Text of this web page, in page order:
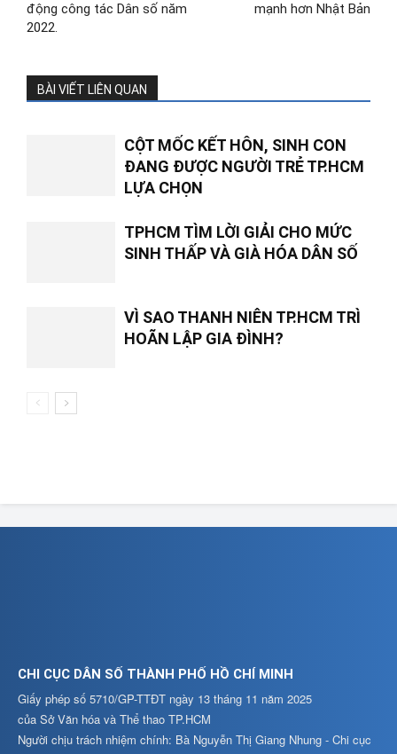
động công tác Dân số năm
2022.
mạnh hơn Nhật Bản
BÀI VIẾT LIÊN QUAN
CỘT MỐC KẾT HÔN, SINH CON
ĐANG ĐƯỢC NGƯỜI TRẺ TP.HCM
LỰA CHỌN
TPHCM TÌM LỜI GIẢI CHO MỨC
SINH THẤP VÀ GIÀ HÓA DÂN SỐ
VÌ SAO THANH NIÊN TP.HCM TRÌ
HOÃN LẬP GIA ĐÌNH?
CHI CỤC DÂN SỐ THÀNH PHỐ HỒ CHÍ MINH
Giấy phép số 5710/GP-TTĐT ngày 13 tháng 11 năm 2025
của Sở Văn hóa và Thể thao TP.HCM
Người chịu trách nhiệm chính: Bà Nguyễn Thị Giang Nhung - Chi cục